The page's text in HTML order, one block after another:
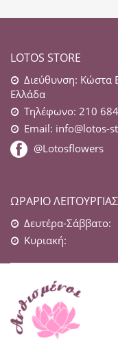
LOTOS STORE
Διεύθυνση: Κώστα
Ελλάδα
Τηλέφωνο: 210
Email: info@lotos-
@Lotosflowers
ΩΡΆΡΙΟ ΛΕΙΤΟΥΡΓΊΑΣ
Δευτέρα-Σάββατο:
Κυριακή: